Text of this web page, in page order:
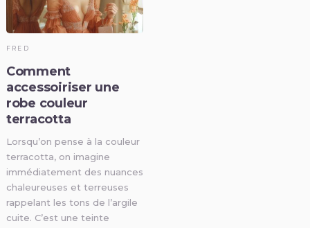
FRED
Comment
accessoiriser une
robe couleur
terracotta
Lorsqu’on pense à la couleur
terracotta, on imagine
immédiatement des nuances
chaleureuses et terreuses
rappelant les tons de l’argile
cuite. C’est une teinte